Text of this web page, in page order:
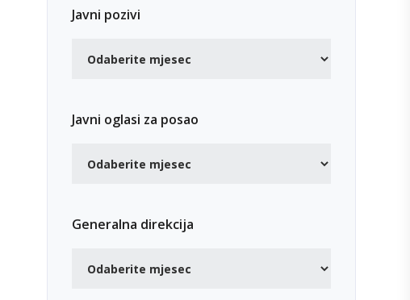
Javni pozivi
Javni oglasi za posao
Generalna direkcija